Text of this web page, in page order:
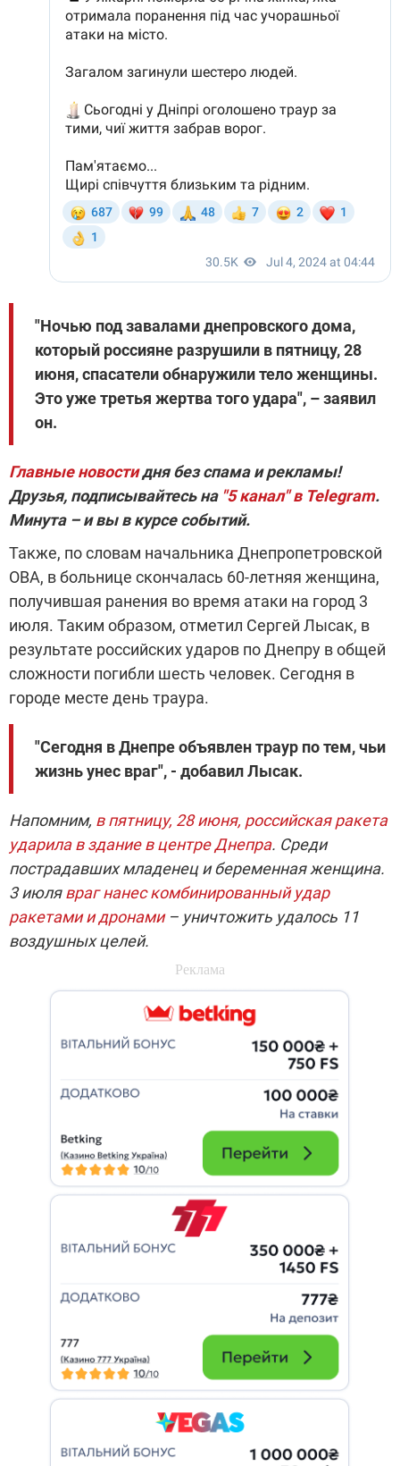
"Ночью под завалами днепровского дома,
который россияне разрушили в пятницу, 28
июня, спасатели обнаружили тело женщины.
Это уже третья жертва того удара", – заявил
он.
Главные новостидня без спама и рекламы!
Друзья, подписывайтесь на "5 канал" в Telegram.
Минута – и вы в курсе событий.
Также, по словам начальника Днепропетровской
ОВА, в больнице скончалась 60-летняя женщина,
получившая ранения во время атаки на город 3
июля. Таким образом, отметил Сергей Лысак, в
результате российских ударов по Днепру в общей
сложности погибли шесть человек. Сегодня в
городе месте день траура.
"Сегодня в Днепре объявлен траур по тем, чьи
жизнь унес враг", - добавил Лысак.
Напомним, в пятницу, 28 июня, российская ракета
ударила в здание в центре Днепра. Среди
пострадавших младенец и беременная женщина.
3 июлявраг нанес комбинированный удар
ракетами и дронами– уничтожить удалось 11
воздушных целей.